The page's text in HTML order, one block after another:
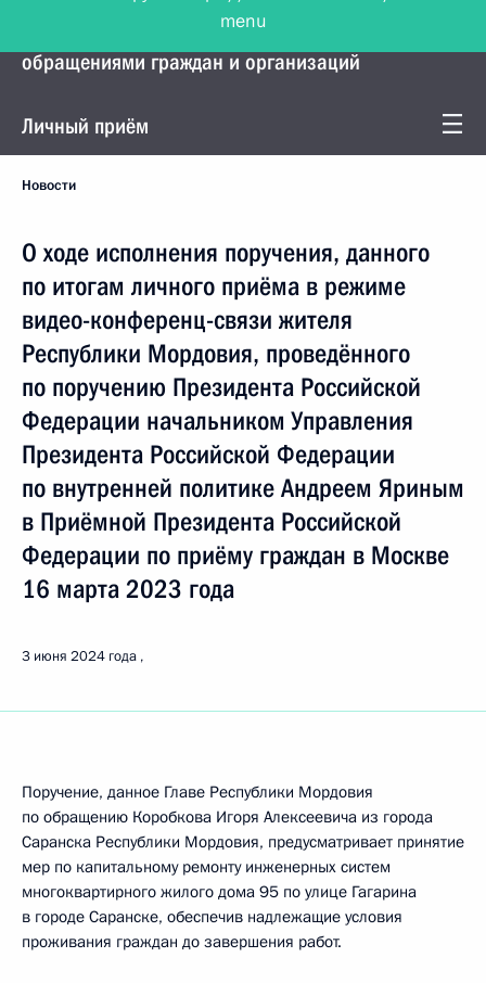
Управление Президента по работе с
обращениями граждан и организаций
Личный приём
Новости
О ходе исполнения поручения, данного
по итогам личного приёма в режиме
видео-конференц-связи жителя
Республики Мордовия, проведённого
по поручению Президента Российской
Федерации начальником Управления
Президента Российской Федерации
по внутренней политике Андреем Яриным
в Приёмной Президента Российской
Федерации по приёму граждан в Москве
16 марта 2023 года
3 июня 2024 года
Поручение, данное Главе Республики Мордовия
по обращению Коробкова Игоря Алексеевича из города
Саранска Республики Мордовия, предусматривает принятие
мер по капитальному ремонту инженерных систем
многоквартирного жилого дома 95 по улице Гагарина
в городе Саранске, обеспечив надлежащие условия
проживания граждан до завершения работ.
menu